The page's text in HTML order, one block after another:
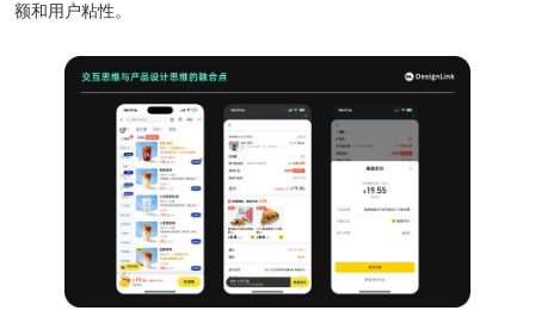
额和用户粘性。